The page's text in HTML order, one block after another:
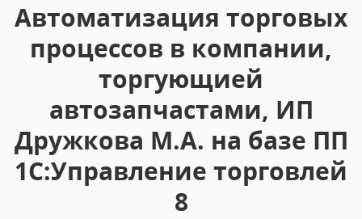
Автоматизация торговых
процессов в компании,
торгующией
автозапчастами, ИП
Дружкова М.А. на базе ПП
1С:Управление торговлей
8